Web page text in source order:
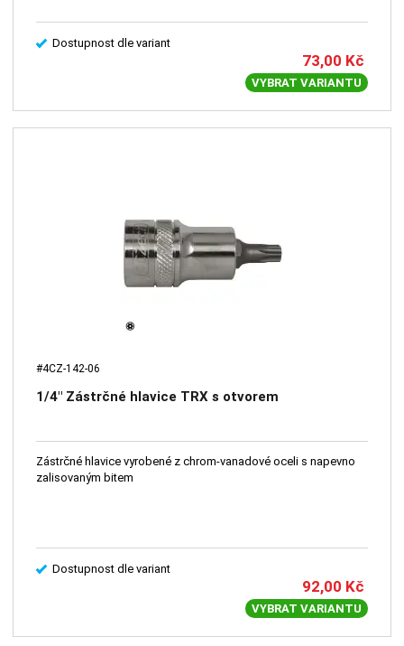
Dostupnost dle variant
73,00 Kč
VYBRAT VARIANTU
#4CZ-142-06
1/4" Zástrčné hlavice TRX s otvorem
Zástrčné hlavice vyrobené z chrom-vanadové oceli s napevno
zalisovaným bitem
Dostupnost dle variant
92,00 Kč
VYBRAT VARIANTU